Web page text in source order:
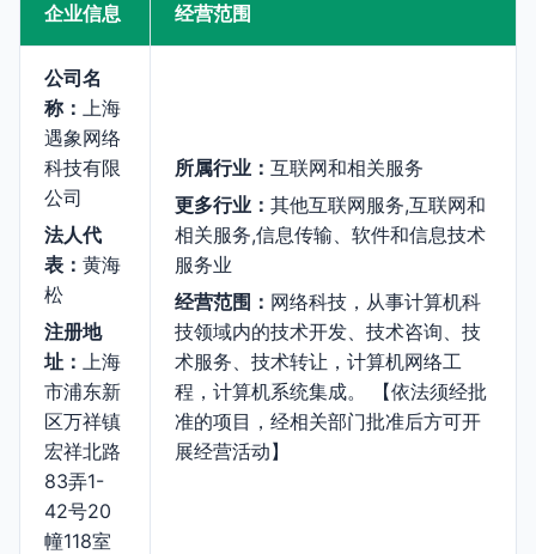
企业信息 经营范围
公司名
称： 上海
遇象网络
科技有限
公司
法人代
表： 黄海
松
注册地
址： 上海
市浦东新
区万祥镇
宏祥北路
83弄1-
42号20
幢118室
所属行业： 互联网和相关服务
更多行业： 其他互联网服务,互联网和
相关服务,信息传输、软件和信息技术
服务业
经营范围： 网络科技，从事计算机科
技领域内的技术开发、技术咨询、技
术服务、技术转让，计算机网络工
程，计算机系统集成。 【依法须经批
准的项目，经相关部门批准后方可开
展经营活动】